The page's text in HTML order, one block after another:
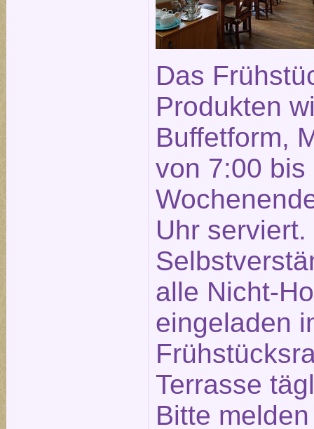
Das
Produkten
Buffetform,
von 7:00 bis
Uhr serviert.
alle Nicht-
eingeladen
Terrasse
Bitte